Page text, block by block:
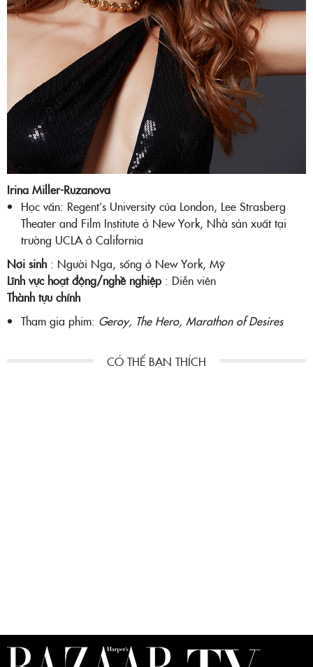
Irina Miller-Ruzanova
Học vấn: Regent’s University của London, Lee Strasberg
Theater and Film Institute ở New York, Nhà sản xuất tại
trường UCLA ở California
Nơi sinh : Người Nga, sống ở New York, Mỹ
Lĩnh vực hoạt động/nghề nghiệp : Diễn viên
Thành tựu chính
Tham gia phim: Geroy, The Hero, Marathon of Desires